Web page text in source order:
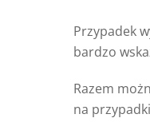
Przypadek
bardzo
Razem
na